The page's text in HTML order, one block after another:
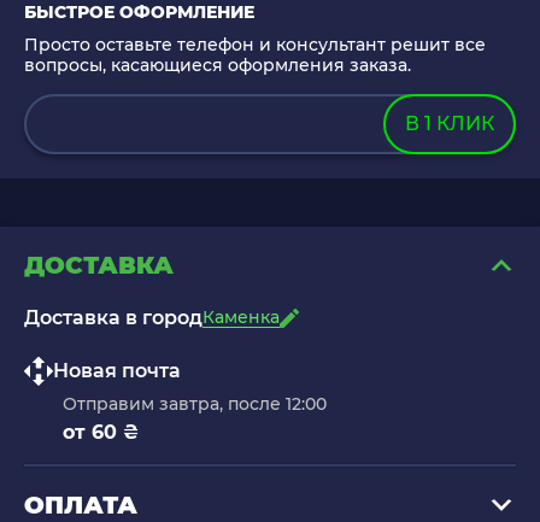
БЫСТРОЕ ОФОРМЛЕНИЕ
Просто оставьте телефон и консультант решит все
вопросы, касающиеся оформления заказа.
В 1 КЛИК
ДОСТАВКА
Доставка в городКаменка
Новая почта
Отправим завтра, после 12:00
от 60 ₴
ОПЛАТА